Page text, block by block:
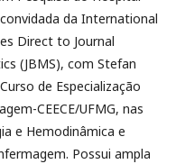
da International
Direct to Journal
(JBMS), com Stefan
de Especialização
CEECE/UFMG, nas
e Hemodinâmica e
Possui ampla